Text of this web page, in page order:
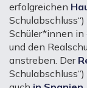
erfolgreichen
Schüler*innen in
und den
anstreben. Der